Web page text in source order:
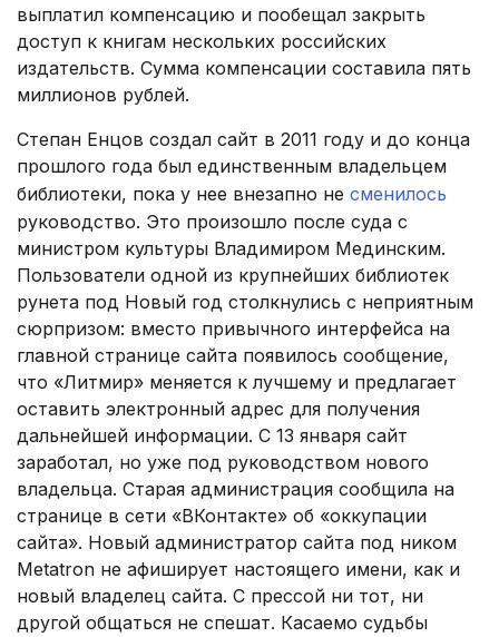
выплатил компенсацию и пообещал закрыть
доступ к книгам нескольких российских
издательств. Сумма компенсации составила пять
миллионов рублей.
Степан Енцов создал сайт в 2011 году и до конца
прошлого года был единственным владельцем
библиотеки, пока у нее внезапно не сменилось
руководство. Это произошло после суда с
министром культуры Владимиром Мединским.
Пользователи одной из крупнейших библиотек
рунета под Новый год столкнулись с неприятным
сюрпризом: вместо привычного интерфейса на
главной странице сайта появилось сообщение,
что «Литмир» меняется к лучшему и предлагает
оставить электронный адрес для получения
дальнейшей информации. С 13 января сайт
заработал, но уже под руководством нового
владельца. Старая администрация сообщила на
странице в сети «ВКонтакте» об «оккупации
сайта». Новый администратор сайта под ником
Metatron не афиширует настоящего имени, как и
новый владелец сайта. С прессой ни тот, ни
другой общаться не спешат. Касаемо судьбы